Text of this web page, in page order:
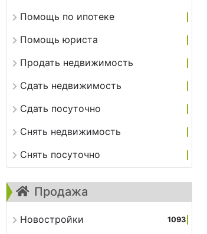
Помощь по ипотеке
Помощь юриста
Продать недвижимость
Сдать недвижимость
Сдать посуточно
Снять недвижимость
Снять посуточно
Продажа
Новостройки 1093